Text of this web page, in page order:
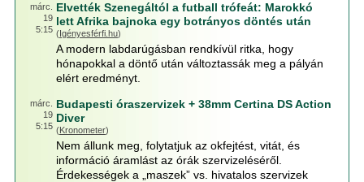
márc.
19
5:15
Elvették Szenegáltól a futball trófeát: Marokkó
lett Afrika bajnoka egy botrányos döntés után
(Igényesférfi.hu)
A modern labdarúgásban rendkívül ritka, hogy
hónapokkal a döntő után változtassák meg a pályán
elért eredményt.
márc.
19
5:15
Budapesti óraszervizek + 38mm Certina DS Action
Diver
(Kronometer)
Nem állunk meg, folytatjuk az okfejtést, vitát, és
információ áramlást az órák szervizeléséről.
Érdekességek a „maszek” vs. hivatalos szervizek